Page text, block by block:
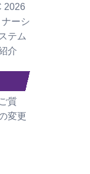
2026
ーシ
テム
介
質
変更